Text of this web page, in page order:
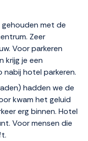
met de
Zeer
Voor parkeren
krijg je een
nabij hotel parkeren.
hadden we de
kwam het geluid
erg binnen. Hotel
Voor mensen die